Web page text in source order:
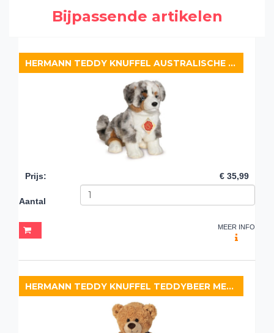
Bijpassende artikelen
HERMANN TEDDY KNUFFEL AUSTRALISCHE HERDER
Prijs: € 35,99
Aantal
MEER INFO
HERMANN TEDDY KNUFFEL TEDDYBEER MET SJAAL